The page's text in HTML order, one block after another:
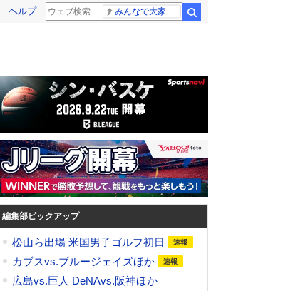
ヘルプ
編集部ピックアップ
松山ら出場 米国男子ゴルフ初日
カブスvs.ブルージェイズほか
広島vs.巨人 DeNAvs.阪神ほか